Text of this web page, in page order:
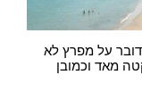
על מפרץ לא
מאד וכמובן